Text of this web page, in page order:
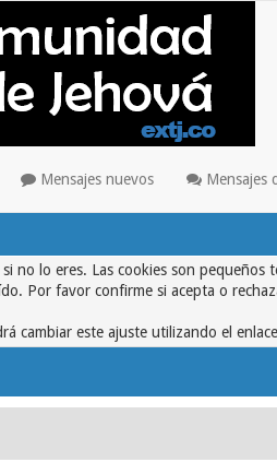
Mensajes nuevos Mensajes
lo eres. Las cookies son
Por favor confirme si acepta o
cambiar este ajuste utilizando el